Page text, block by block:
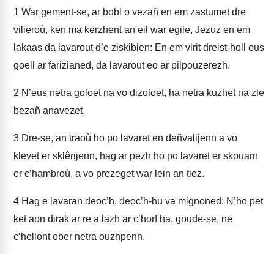
1 War gement-se, ar bobl o vezañ en em zastumet dre
vilieroù, ken ma kerzhent an eil war egile, Jezuz en em
lakaas da lavarout d’e ziskibien: En em virit dreist-holl eus
goell ar farizianed, da lavarout eo ar pilpouzerezh.
2 N’eus netra goloet na vo dizoloet, ha netra kuzhet na zle
bezañ anavezet.
3 Dre-se, an traoù ho po lavaret en deñvalijenn a vo
klevet er sklêrijenn, hag ar pezh ho po lavaret er skouarn
er c’hambroù, a vo prezeget war lein an tiez.
4 Hag e lavaran deoc’h, deoc’h-hu va mignoned: N’ho pet
ket aon dirak ar re a lazh ar c’horf ha, goude-se, ne
c’hellont ober netra ouzhpenn.